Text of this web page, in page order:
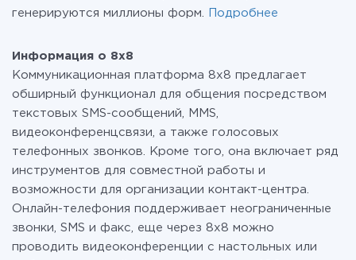
генерируются миллионы форм.
Подробнее
Информация о 8x8
Коммуникационная платформа 8х8 предлагает
обширный функционал для общения посредством
текстовых SMS-сообщений, MMS,
видеоконференцсвязи, а также голосовых
телефонных звонков. Кроме того, она включает ряд
инструментов для совместной работы и
возможности для организации контакт-центра.
Онлайн-телефония поддерживает неограниченные
звонки, SMS и факс, еще через 8х8 можно
проводить видеоконференции с настольных или